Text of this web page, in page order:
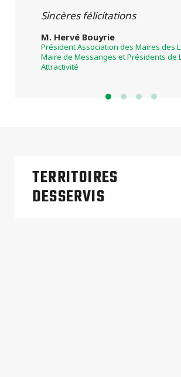
Sincères félicitations
M. Hervé Bouyrie
Président Association des Maires des
Maire de Messanges et Présidents de
Attractivité
TERRITOIRES
DESSERVIS